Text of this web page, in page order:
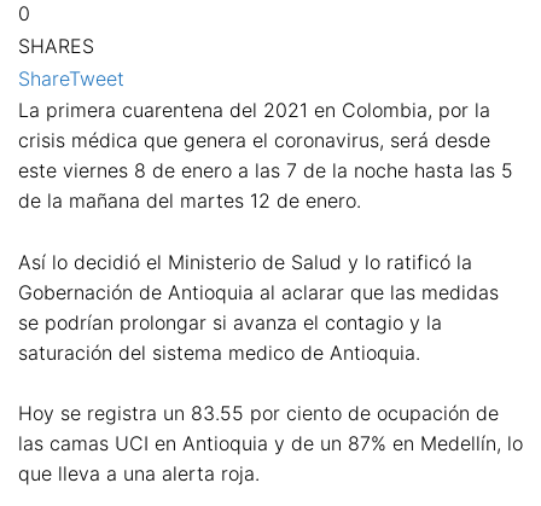
0
SHARES
ShareTweet
La primera cuarentena del 2021 en Colombia, por la
crisis médica que genera el coronavirus, será desde
este viernes 8 de enero a las 7 de la noche hasta las 5
de la mañana del martes 12 de enero.
Así lo decidió el Ministerio de Salud y lo ratificó la
Gobernación de Antioquia al aclarar que las medidas
se podrían prolongar si avanza el contagio y la
saturación del sistema medico de Antioquia.
Hoy se registra un 83.55 por ciento de ocupación de
las camas UCI en Antioquia y de un 87% en Medellín, lo
que lleva a una alerta roja.